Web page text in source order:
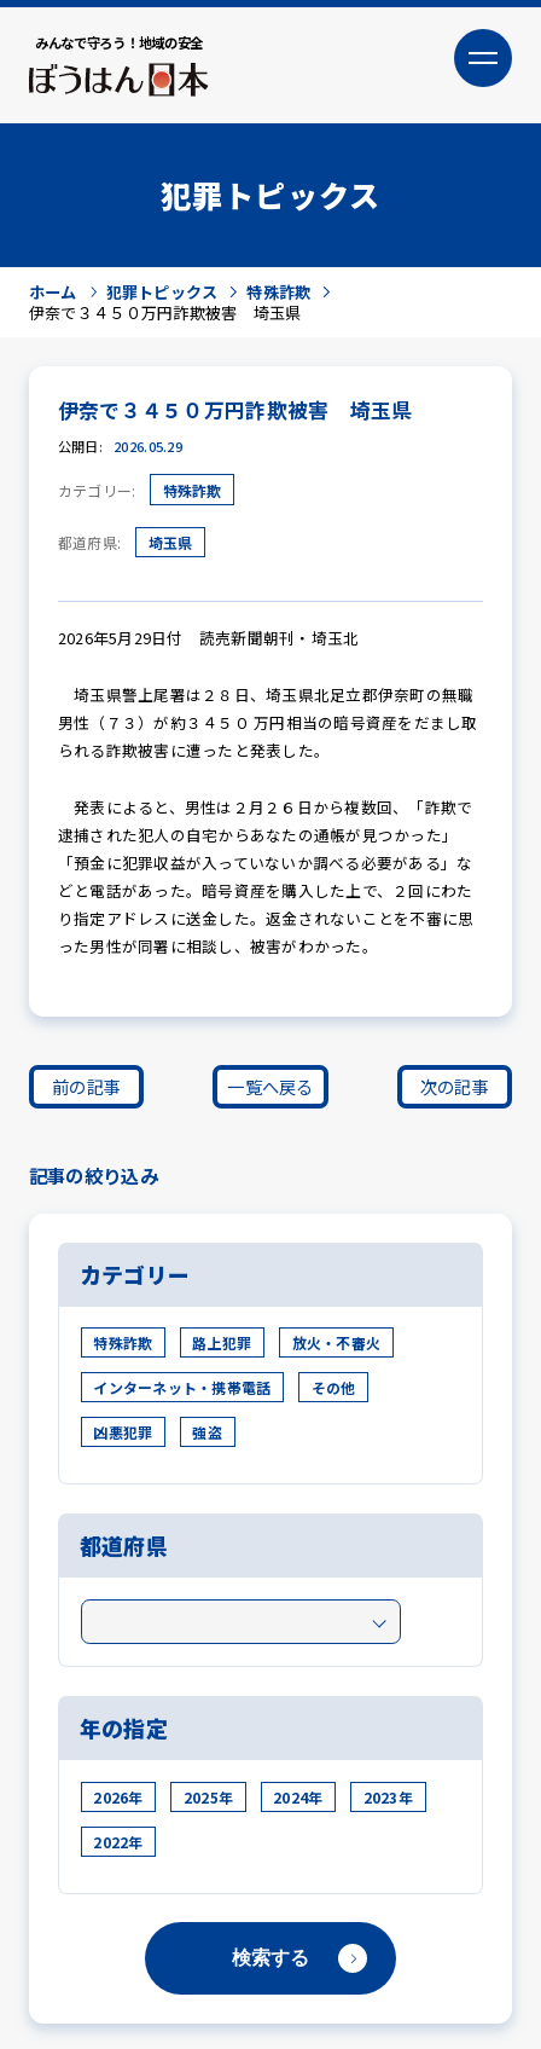
みんなで守ろう！地域の安全
大
防犯活動ニュース
防犯パトロール
防犯セミナー
防犯対策情報
防犯協力会について
犯罪トピックス
ホーム 犯罪トピックス
特殊詐欺
伊奈で３４５０万円詐欺被害 埼玉県
伊奈で３４５０万円詐欺被害 埼玉県
公開日: 2026.05.29
カテゴリー: 特殊詐欺
都道府県: 埼玉県
2026年5月29日付 読売新聞朝刊・埼玉北
埼玉県警上尾署は２８日、埼玉県北足立郡伊奈町の無職
男性（７３）が約３４５０ 万円相当の暗号資産をだまし取
られる詐欺被害に遭ったと発表した。
発表によると、男性は２月２６日から複数回、「詐欺で
逮捕された犯人の自宅からあなたの通帳が見つかった」
「預金に犯罪収益が入っていないか調べる必要がある」な
どと電話があった。暗号資産を購入した上で、２回にわた
り指定アドレスに送金した。返金されないことを不審に思
った男性が同署に相談し、被害がわかった。
前の記事 一覧へ戻る 次の記事
記事の絞り込み
カテゴリー
特殊詐欺 路上犯罪 放火・不審火
インターネット・携帯電話 その他
凶悪犯罪 強盗
都道府県
年の指定
2026年 2025年 2024年 2023年
2022年